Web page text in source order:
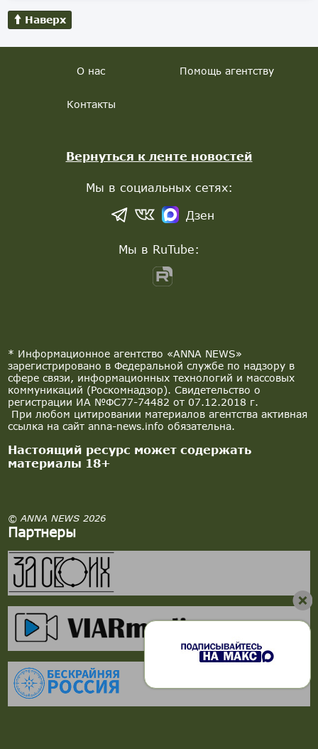
Наверх
* Информационное агентство «ANNA NEWS»
зарегистрировано в Федеральной службе по надзору в
сфере связи, информационных технологий и массовых
коммуникаций (Роскомнадзор). Свидетельство о
регистрации ИА №ФС77-74482 от 07.12.2018 г.
При любом цитировании материалов агентства активная
ссылка на сайт anna-news.info обязательна.
Настоящий ресурс может содержать
материалы 18+
© ANNA NEWS 2026
Партнеры
О нас Помощь агентству
Контакты
Вернуться к ленте новостей
Мы в социальных сетях:
Дзен
Мы в RuTube: